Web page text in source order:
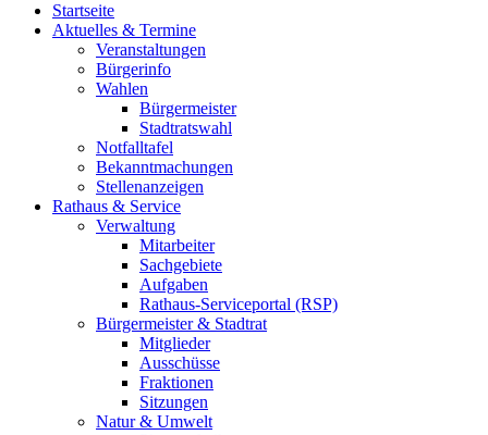
Startseite
Aktuelles & Termine
Veranstaltungen
Bürgerinfo
Wahlen
Bürgermeister
Stadtratswahl
Notfalltafel
Bekanntmachungen
Stellenanzeigen
Rathaus & Service
Verwaltung
Mitarbeiter
Sachgebiete
Aufgaben
Rathaus-Serviceportal (RSP)
Bürgermeister & Stadtrat
Mitglieder
Ausschüsse
Fraktionen
Sitzungen
Natur & Umwelt